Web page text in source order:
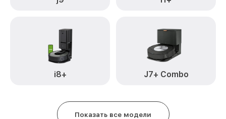
i8+ J7+ Combo
Показать все модели